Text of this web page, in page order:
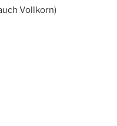
Vollkorn)